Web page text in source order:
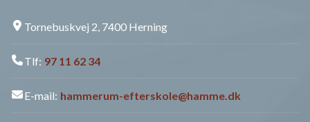
Tornebuskvej 2, 7400 Herning
Tlf: 97 11 62 34
E-mail: hammerum-efterskole@hamme.dk